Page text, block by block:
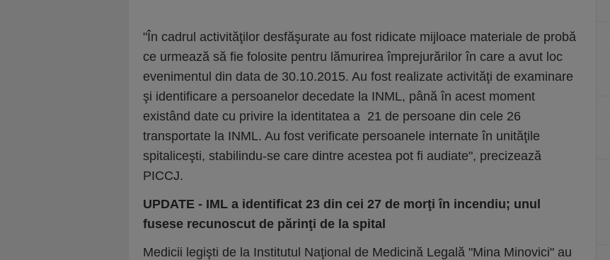
"În cadrul activităţilor desfăşurate au fost ridicate mijloace materiale de probă
ce urmează să fie folosite pentru lămurirea împrejurărilor în care a avut loc
evenimentul din data de 30.10.2015. Au fost realizate activităţi de examinare
şi identificare a persoanelor decedate la INML, până în acest moment
existând date cu privire la identitatea a 21 de persoane din cele 26
transportate la INML. Au fost verificate persoanele internate în unităţile
spitaliceşti, stabilindu-se care dintre acestea pot fi audiate", precizează
PICCJ.
UPDATE - IML a identificat 23 din cei 27 de morţi în incendiu; unul
fusese recunoscut de părinţi de la spital
Medicii legişti de la Institutul Naţional de Medicină Legală "Mina Minovici" au